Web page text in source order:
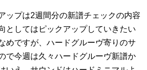
ップは2週間分の新譜チェックの内容
としてはピックアップしていきたい
めですが、ハードグルーヴ寄りのサ
で今週は久々ハードグルーヴ新譜か